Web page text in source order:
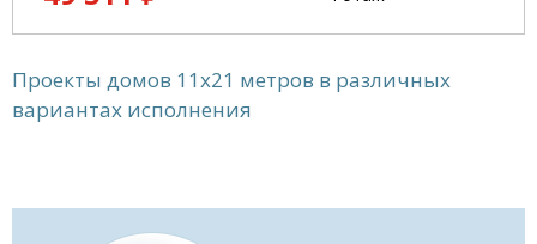
Проекты домов 11x21 метров в различных
вариантах исполнения